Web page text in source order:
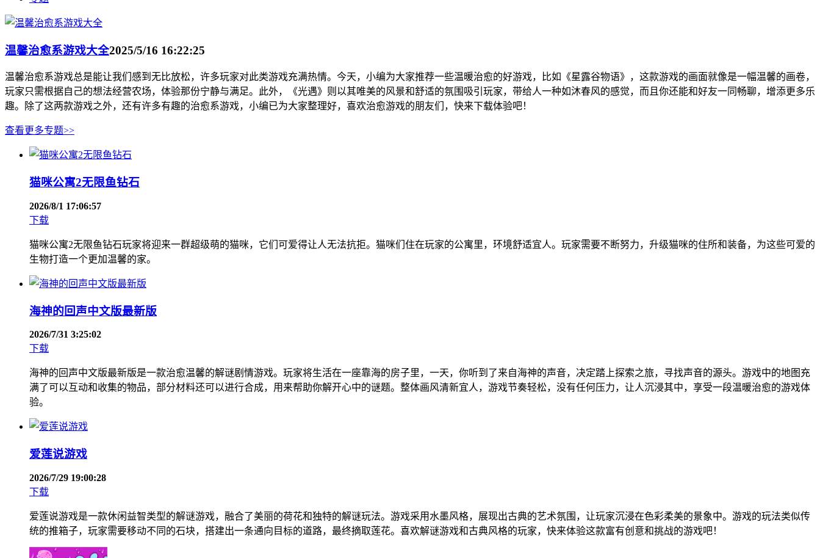
温馨治愈系游戏大全2025/5/16 16:22:25
温馨治愈系游戏总是能让我们感到无比放松，许多玩家对此类游戏充满热情。今天，小编为大家推荐一些温暖治愈的好游戏，比如《星露谷物语》，这款游戏的画面就像是一幅温馨的画卷，
玩家只需根据自己的想法经营农场，体验那份宁静与满足。此外，《光遇》则以其唯美的风景和舒适的氛围吸引玩家，带给人一种如沐春风的感觉，而且你还能和好友一同畅聊，增添更多乐
趣。除了这两款游戏之外，还有许多有趣的治愈系游戏，小编已为大家整理好，喜欢治愈游戏的朋友们，快来下载体验吧！
查看更多专题>>
猫咪公寓2无限鱼钻石
2026/8/1 17:06:57
下载
猫咪公寓2无限鱼钻石玩家将迎来一群超级萌的猫咪，它们可爱得让人无法抗拒。猫咪们住在玩家的公寓里，环境舒适宜人。玩家需要不断努力，升级猫咪的住所和装备，为这些可爱的
生物打造一个更加温馨的家。
海神的回声中文版最新版
2026/7/31 3:25:02
下载
海神的回声中文版最新版是一款治愈温馨的解谜剧情游戏。玩家将生活在一座靠海的房子里，一天，你听到了来自海神的声音，决定踏上探索之旅，寻找声音的源头。游戏中的地图充
满了可以互动和收集的物品，部分材料还可以进行合成，用来帮助你解开心中的谜题。整体画风清新宜人，游戏节奏轻松，没有任何压力，让人沉浸其中，享受一段温暖治愈的游戏体
验。
爱莲说游戏
2026/7/29 19:00:28
下载
爱莲说游戏是一款休闲益智类型的解谜游戏，融合了美丽的荷花和独特的解谜玩法。游戏采用水墨风格，展现出古典的艺术氛围，让玩家沉浸在色彩柔美的景象中。游戏的玩法类似传
统的推箱子，玩家需要移动不同的石块，搭建出一条通向目标的道路，最终摘取莲花。喜欢解谜游戏和古典风格的玩家，快来体验这款富有创意和挑战的游戏吧！